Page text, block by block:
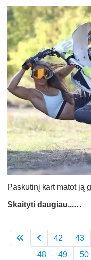
Paskutinį kart matot ją
Skaityti daugiau...…
42 43
48
49 50